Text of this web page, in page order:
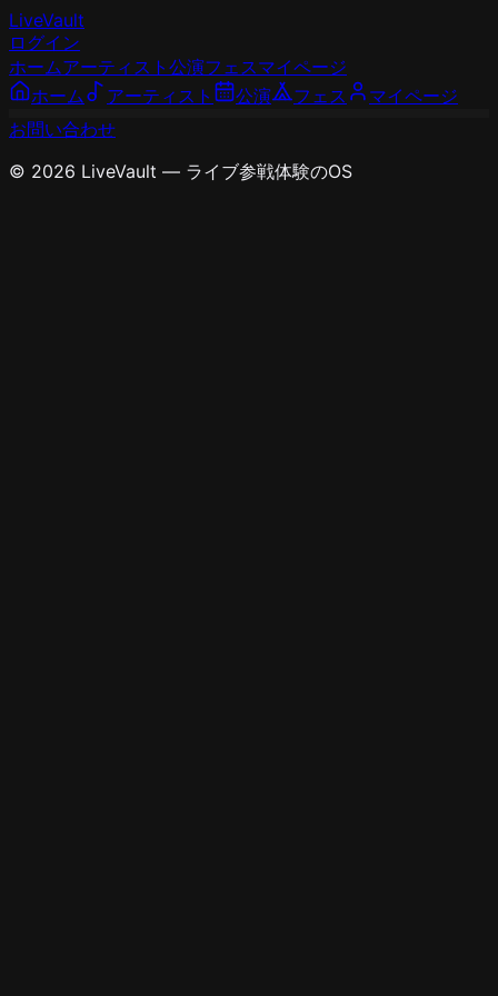
LiveVault
ログイン
ホームアーティスト 公演フェスマイページ
ホーム
アーティスト 公演 フェス
マイページ
お問い合わせ
© 2026 LiveVault — ライブ参戦体験のOS